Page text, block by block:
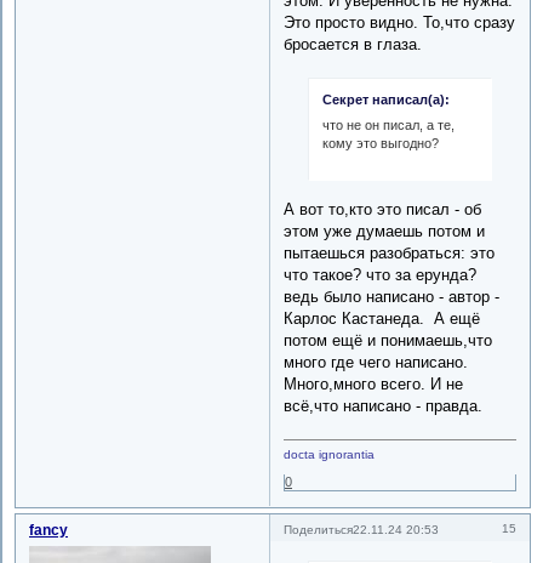
Это просто видно. То,что сразу
бросается в глаза.
Секрет написал(а):
что не он писал, а те,
кому это выгодно?
А вот то,кто это писал - об
этом уже думаешь потом и
пытаешься разобраться: это
что такое? что за ерунда?
ведь было написано - автор -
Карлос Кастанеда. А ещё
потом ещё и понимаешь,что
много где чего написано.
Много,много всего. И не
всё,что написано - правда.
docta ignorantia
0
Поделиться 15
22.11.24 20:53
fancy